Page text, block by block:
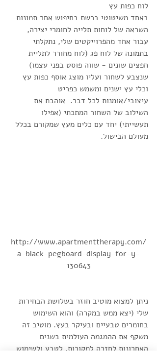
לוח כפות עץ
באחד משיטוטי ברשת בחיפוש אחר תמונות
השראה של לוחות תלייה לחומרי יצירה,
עבור אחד מהפרוייקטים שלי, נתקלתי
בתמונה של לוח פג (לוח מחורר לתליית
חפצים שונים - שווה פוסט בפני עצמו)
שנצבע לשחור ועליו מוצג אוסף כפות עץ
וכלי עץ ישנים ומשמש כפריט
עיצובי/אומנות לכל דבר.  אוהבת את
השילוב של השחור המתכתי (אפילו
תעשייתי) יחד עם כלים מעץ שמקורם בכלל
מעולם הבישול.
http://www.apartmenttherapy.com/
a-black-pegboard-display-for-y-
130643
ניתן למצוא מוטיב חוזר בשלושת הבחירות
שלי (יצא ממש במקרה) והוא השימוש
בחומרים טבעיים ובעיקר בעץ. מוטיב זה
משקף את ההמגמה העולמית בשנים
האחרונות לחזרה למקורות, לטבע ולשימוש